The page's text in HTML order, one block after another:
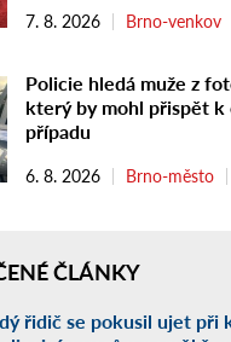
7. 8. 2026 Brno-venkov
Policie hledá muže z
který by mohl přispět k
případu
6. 8. 2026 Brno-město
ČLÁNKY
řidič se pokusil ujet při